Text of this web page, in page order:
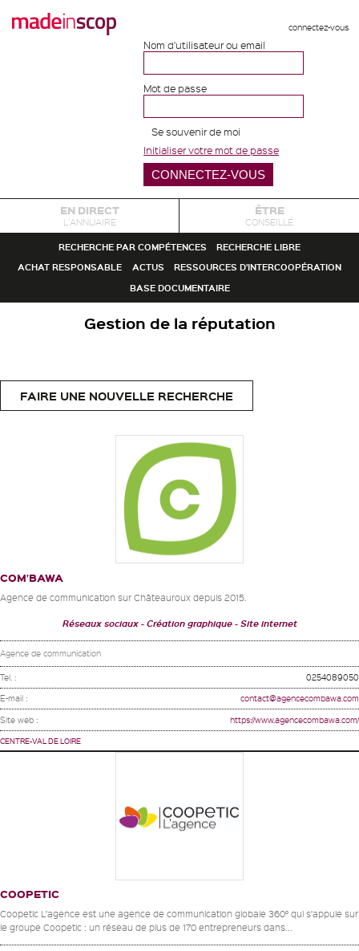
connectez-vous
Nom d'utilisateur ou email
Mot de passe
Se souvenir de moi
Initialiser votre mot de passe
EN DIRECT
L'ANNUAIRE
ÊTRE
CONSEILLÉ
RECHERCHE PAR COMPÉTENCES
RECHERCHE LIBRE
ACHAT RESPONSABLE
ACTUS
RESSOURCES D'INTERCOOPÉRATION
BASE DOCUMENTAIRE
Gestion de la réputation
FAIRE UNE NOUVELLE RECHERCHE
COM’BAWA
Agence de communication sur Châteauroux depuis 2015.
Réseaux sociaux Création graphique Site internet
Agence de communication
Tel. : 0254089050
E-mail : contact@agencecombawa.com
Site web : https://www.agencecombawa.com/
CENTRE-VAL DE LOIRE
COOPETIC
Coopetic L’agence est une agence de communication globale 360° qui s’appuie sur
le groupe Coopetic : un réseau de plus de 170 entrepreneurs dans...